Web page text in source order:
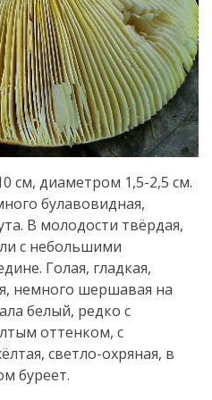
см, диаметром 1,5-2,5 см.
булавовидная,
В молодости твёрдая,
с небольшими
Голая, гладкая,
немного шершавая на
белый, редко с
оттенком, с
светло-охряная, в
буреет.